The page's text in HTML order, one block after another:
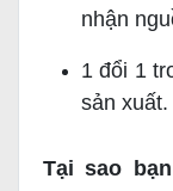
nhận
1 đổi 1
sản xuất.
Tại sao